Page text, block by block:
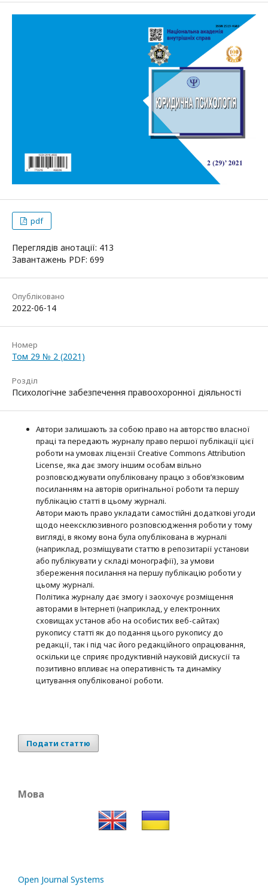
pdf
Переглядів анотації: 413
Завантажень PDF: 699
Опубліковано
2022-06-14
Номер
Том 29 № 2 (2021)
Розділ
Психологічне забезпечення правоохоронної діяльності
Автори залишають за собою право на авторство власної
праці та передають журналу право першої публікації цієї
роботи на умовах ліцензії Creative Commons Attribution
License, яка дає змогу іншим особам вільно
розповсюджувати опубліковану працю з обов’язковим
посиланням на авторів оригінальної роботи та першу
публікацію статті в цьому журналі.
Автори мають право укладати самостійні додаткові угоди
щодо неексклюзивного розповсюдження роботи у тому
вигляді, в якому вона була опублікована в журналі
(наприклад, розміщувати статтю в репозитарії установи
або публікувати у складі монографії), за умови
збереження посилання на першу публікацію роботи у
цьому журналі.
Політика журналу дає змогу і заохочує розміщення
авторами в Інтернеті (наприклад, у електронних
сховищах установ або на особистих веб-сайтах)
рукопису статті як до подання цього рукопису до
редакції, так і під час його редакційного опрацювання,
оскільки це сприяє продуктивній науковій дискусії та
позитивно впливає на оперативність та динаміку
цитування опублікованої роботи.
Подати статтю
Мова
Open Journal Systems